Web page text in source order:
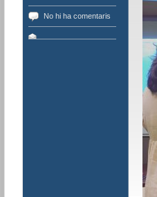
No hi ha comentaris